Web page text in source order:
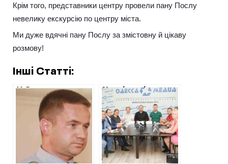
Крім того, представники центру провели пану Послу
невелику екскурсію по центру міста.
Ми дуже вдячні пану Послу за змістовну й цікаву
розмову!
Інші Статті:
У Слюсарєва
відреагували на
новину ХАЦ про
придбання
активів родини
Мураєва
Харківські
громадські діячі
поділилися з
одеськими
досвідом
боротьби з
корупцією